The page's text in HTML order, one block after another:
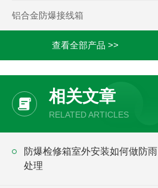
铝合金防爆接线箱
查看全部产品 >>
相关文章
RELATED ARTICLES
防爆检修箱室外安装如何做防雨
处理